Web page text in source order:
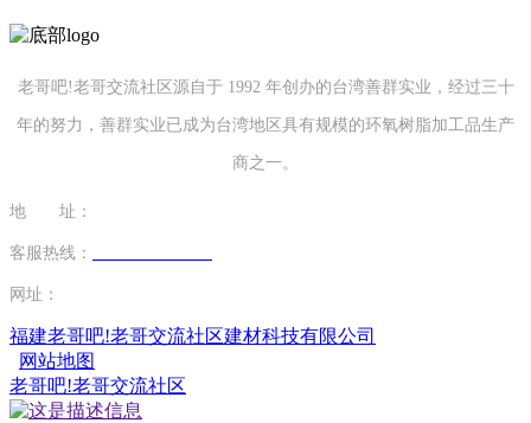
老哥吧!老哥交流社区源自于 1992 年创办的台湾善群实业，经过三十
年的努力，善群实业已成为台湾地区具有规模的环氧树脂加工品生产
商之一。
地 址：
客服热线：
网址：
福建老哥吧!老哥交流社区建材科技有限公司
网站地图
老哥吧!老哥交流社区